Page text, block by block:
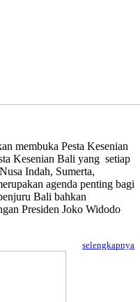
membuka Pesta Kesenian
Kesenian Bali yang setiap
Indah, Sumerta,
agenda penting bagi
Bali bahkan
Presiden Joko Widodo
selengkapnya